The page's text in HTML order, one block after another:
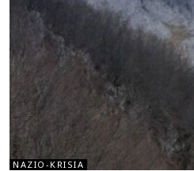
NAZIO-KRISIA